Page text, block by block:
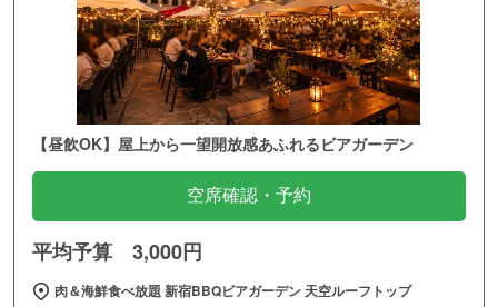
【昼飲OK】屋上から一望開放感あふれるビアガーデン
空席確認・予約
平均予算 3,000円
肉＆海鮮食べ放題 新宿BBQビアガーデン 天空ルーフトップ